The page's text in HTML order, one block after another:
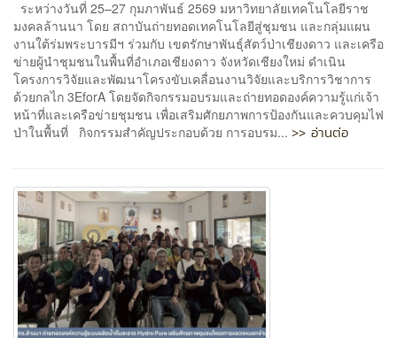
ระหว่างวันที่ 25–27 กุมภาพันธ์ 2569 มหาวิทยาลัยเทคโนโลยีราช
มงคลล้านนา โดย สถาบันถ่ายทอดเทคโนโลยีสู่ชุมชน และกลุ่มแผน
งานใต้ร่มพระบารมีฯ ร่วมกับ เขตรักษาพันธุ์สัตว์ป่าเชียงดาว และเครือ
ข่ายผู้นำชุมชนในพื้นที่อำเภอเชียงดาว จังหวัดเชียงใหม่ ดำเนิน
โครงการวิจัยและพัฒนาโครงขับเคลื่อนงานวิจัยและบริการวิชาการ
ด้วยกลไก 3EforA โดยจัดกิจกรรมอบรมและถ่ายทอดองค์ความรู้แก่เจ้า
หน้าที่และเครือข่ายชุมชน เพื่อเสริมศักยภาพการป้องกันและควบคุมไฟ
ป่าในพื้นที่ กิจกรรมสำคัญประกอบด้วย การอบรม... >> อ่านต่อ